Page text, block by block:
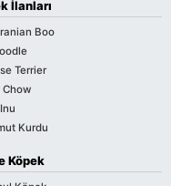
İlanları
Boo
Terrier
Chow
Kurdu
Köpek